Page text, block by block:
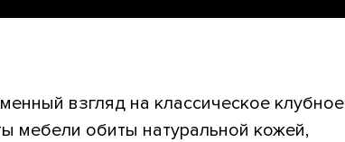
взгляд на классическое клубное
мебели обиты натуральной кожей,